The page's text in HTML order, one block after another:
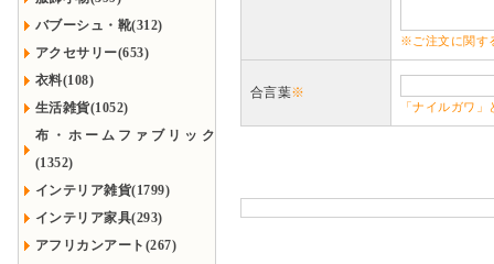
バブーシュ・靴(312)
アクセサリー(653)
衣料(108)
生活雑貨(1052)
布・ホームファブリック
(1352)
インテリア雑貨(1799)
インテリア家具(293)
アフリカンアート(267)
※ご注文に関す
合言葉※
「ナイルガワ